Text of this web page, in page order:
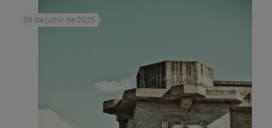
29 de julho de 2025